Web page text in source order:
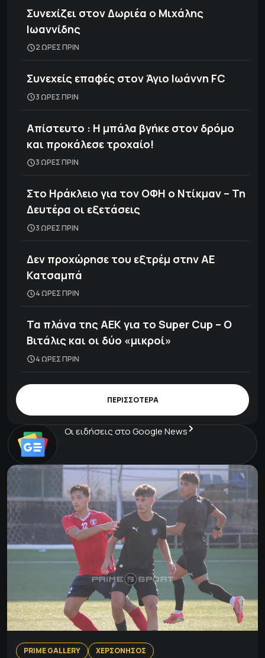
Συνεχίζει στον Δωριέα ο Μιχάλης
Ιωαννίδης
2 ΩΡΕΣ ΠΡΙΝ
Συνεχείς επαφές στον Άγιο Ιωάννη FC
3 ΩΡΕΣ ΠΡΙΝ
Απίστευτο : Η μπάλα βγήκε στον δρόμο
και προκάλεσε τροχαίο!
3 ΩΡΕΣ ΠΡΙΝ
Στο Ηράκλειο για τον ΟΦΗ ο Ντίκμαν – Τη
Δευτέρα οι εξετάσεις
3 ΩΡΕΣ ΠΡΙΝ
Δεν προχώρησε του εξτρέμ στην ΑΕ
Κατσαμπά
4 ΩΡΕΣ ΠΡΙΝ
Τα πλάνα της ΑΕΚ για το Super Cup – Ο
Βιτάλις και οι δύο «μικροί»
4 ΩΡΕΣ ΠΡΙΝ
ΠΕΡΙΣΣΟΤΕΡΑ
Οι ειδήσεις στο Google News
PRIME GALLERY ΧΕΡΣΟΝΗΣΟΣ